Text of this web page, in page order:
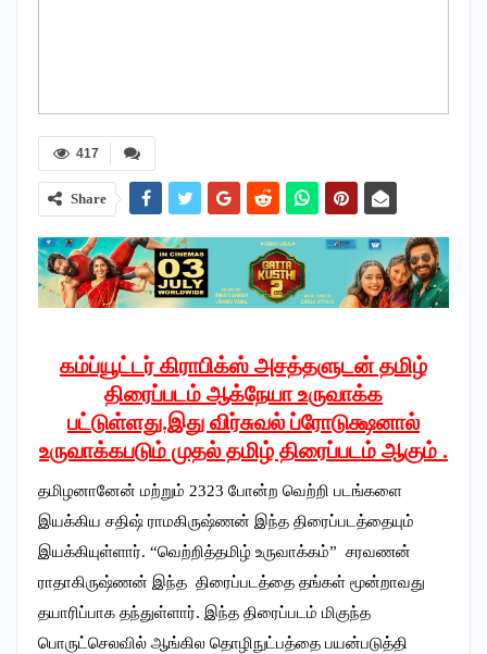
417
Share
கம்ப்யூட்டர் கிராபிக்ஸ் அசத்தளுடன் தமிழ்
திரைப்படம் ஆக்நேயா உருவாக்க
பட்டுள்ளது.இது விர்சுவல் ப்ரோடுக்ஷனால்
உருவாக்கபடும் முதல் தமிழ் திரைப்படம் ஆகும் .
தமிழனானேன் மற்றும் 2323 போன்ற வெற்றி படங்களை
இயக்கிய சதிஷ் ராமகிருஷ்ணன் இந்த திரைப்படத்தையும்
இயக்கியுள்ளார். “வெற்றித்தமிழ் உருவாக்கம்” சரவணன்
ராதாகிருஷ்ணன் இந்த திரைப்படத்தை தங்கள் மூன்றாவது
தயாரிப்பாக தந்துள்ளார். இந்த திரைப்படம் மிகுந்த
பொருட்செலவில் ஆங்கில தொழிநுட்பத்தை பயன்படுத்தி